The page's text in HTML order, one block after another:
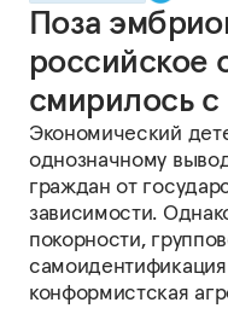
Поза
российское
смирилось
Экономический
однозначному
граждан от
зависимости.
покорности,
конформистская